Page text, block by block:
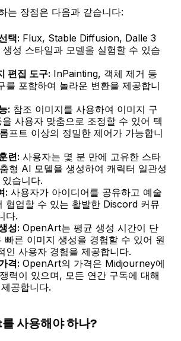
는 장점은 다음과 같습니다:
택: Flux, Stable Diffusion, Dalle 3
성 스타일과 모델을 실험할 수 있습
편집 도구: InPainting, 객체 제거 등
를 포함하여 놀라운 변환을 제공합니
: 참조 이미지를 사용하여 이미지 구
사용자 맞춤으로 조정할 수 있어 텍
프트 이상의 정밀한 제어가 가능합니
련: 사용자는 몇 분 만에 고유한 스타
형 AI 모델을 생성하여 캐릭터 일관성
습니다.
: 사용자가 아이디어를 공유하고 예술
협업할 수 있는 활발한 Discord 커뮤
다.
성: OpenArt는 평균 생성 시간이 단
빠른 이미지 생성을 경험할 수 있어 원
인 사용자 경험을 제공합니다.
격: OpenArt의 가격은 Midjourney에
력이 있으며, 모든 연간 구독에 대해
공합니다.
사용해야 하나?